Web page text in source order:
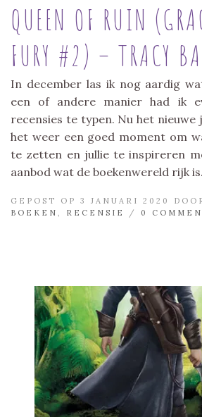
QUEEN OF RUIN
FURY #2) – TRACY
In december las ik nog aardig
een of andere manier had ik
recensies te typen. Nu het nieuwe
het weer een goed moment om
te zetten en jullie te inspireren
aanbod wat de boekenwereld rijk
GEPOST OP 3 JANUARI 2020
BOEKEN
RECENSIE / 0